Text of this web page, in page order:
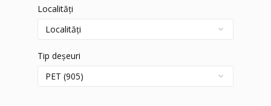
Localități
Tip deșeuri